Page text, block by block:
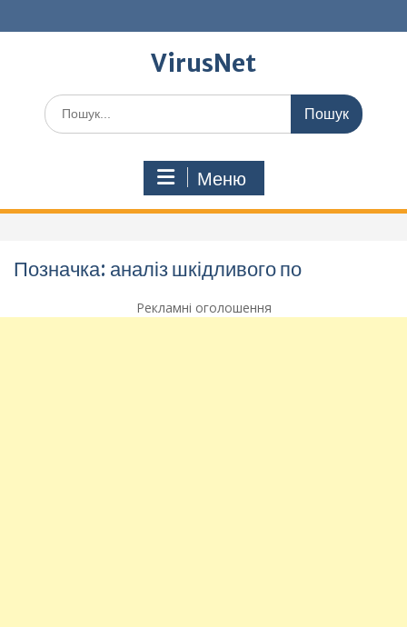
до
VirusNet
Шукати:
Меню
Позначка: аналіз шкідливого по
Рекламні оголошення